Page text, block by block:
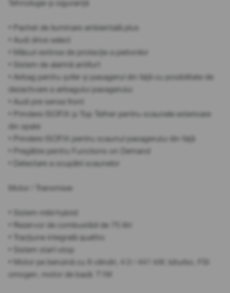
Tehnologie și siguranță
• Pachet de iluminare ambientală plus
• Audi drive select
• Măsuri extinse de protecție a pietonilor
• Sistem de alarmă antifurt
• Airbag pentru șofer și pasagerul din față cu posibilitate de
dezactivare a airbagului pasagerului
• Audi pre sense front
• Prindere ISOFIX și Top Tether pentru scaunele exterioare
din spate
• Prindere ISOFIX pentru scaunul pasagerului din față
• Pregătire pentru Functions on Demand
• Detectare a ocupării scaunelor
Motor / Transmisie
• Sistem mild-hybrid
• Rezervor de combustibil de 75 litri
• Tracțiune integrală quattro
• Sistem start-stop
• Motor pe benzină cu 8 cilindri, 4.0 / 441 kW, biturbo, FSI
omogen, motor de bază: T1M